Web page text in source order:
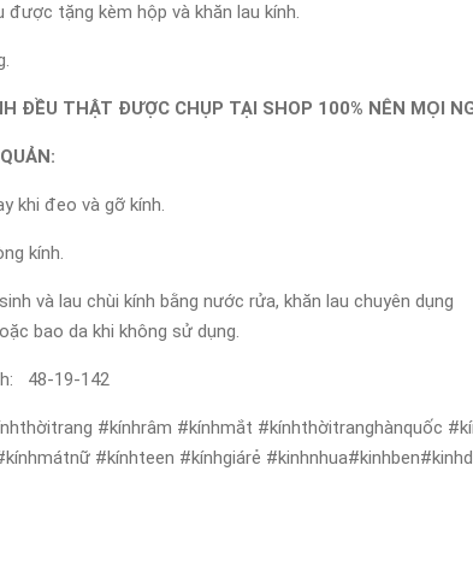
được tặng kèm hộp và khăn lau kính.
ĐỀU THẬT ĐƯỢC CHỤP TẠI SHOP 100% NÊN MỌI
khi đeo và gỡ kính.
kính.
và lau chùi kính bằng nước rửa, khăn lau chuyên dụng
bao da khi không sử dụng.
48-19-142
#kínhrâm #kínhmắt #kínhthờitranghànquốc
#kínhteen #kínhgiárẻ